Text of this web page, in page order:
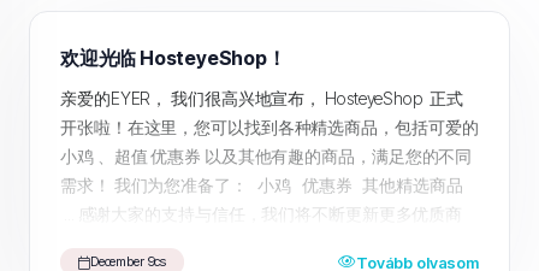
欢迎光临 HosteyeShop！
亲爱的EYER， 我们很高兴地宣布， HosteyeShop 正式
开张啦！在这里，您可以找到各种精选商品，包括可爱的
小鸡 、超值 优惠券 以及其他有趣的商品，满足您的不同
需求！ 我们为您准备了： 小鸡 优惠券 其他精选商品
... 感谢大家的支持与信任，我们将不断更新更多优质商
December 9cs Tovább olvasom